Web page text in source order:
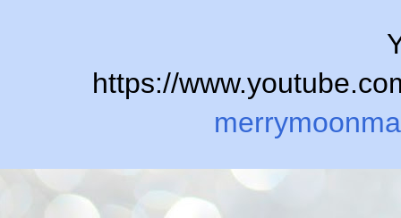
https://